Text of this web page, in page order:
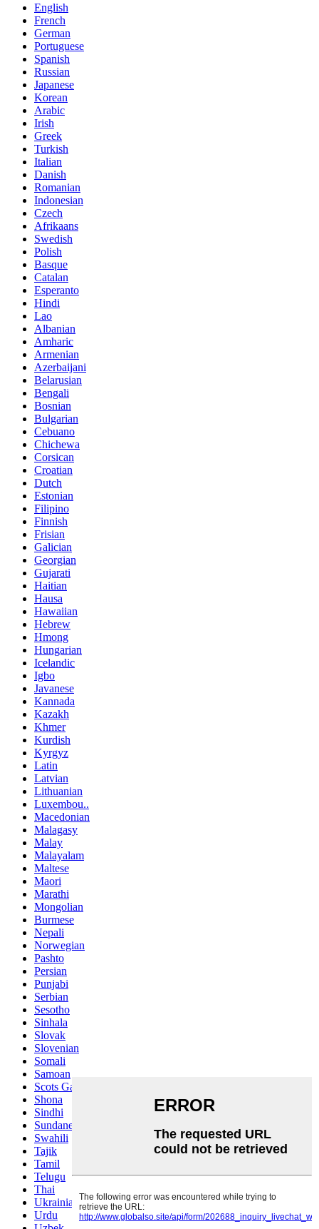
English
French
German
Portuguese
Spanish
Russian
Japanese
Korean
Arabic
Irish
Greek
Turkish
Italian
Danish
Romanian
Indonesian
Czech
Afrikaans
Swedish
Polish
Basque
Catalan
Esperanto
Hindi
Lao
Albanian
Amharic
Armenian
Azerbaijani
Belarusian
Bengali
Bosnian
Bulgarian
Cebuano
Chichewa
Corsican
Croatian
Dutch
Estonian
Filipino
Finnish
Frisian
Galician
Georgian
Gujarati
Haitian
Hausa
Hawaiian
Hebrew
Hmong
Hungarian
Icelandic
Igbo
Javanese
Kannada
Kazakh
Khmer
Kurdish
Kyrgyz
Latin
Latvian
Lithuanian
Luxembou..
Macedonian
Malagasy
Malay
Malayalam
Maltese
Maori
Marathi
Mongolian
Burmese
Nepali
Norwegian
Pashto
Persian
Punjabi
Serbian
Sesotho
Sinhala
Slovak
Slovenian
Somali
Samoan
Scots Gaelic
Shona
Sindhi
Sundanese
Swahili
Tajik
Tamil
Telugu
Thai
Ukrainian
Urdu